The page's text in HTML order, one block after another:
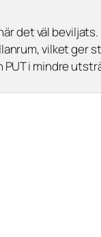
det väl beviljats.
vilket
i mindre